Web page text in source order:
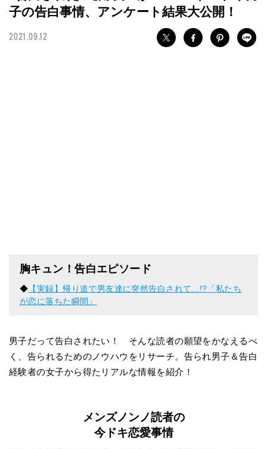
子の告白事情、アンケート結果大公開！
2021.09.12
胸キュン！告白エピソード
◆ 【実録】帰り道で男友達に突然告白されて...!?「私たち
が恋に落ちた瞬間」
男子だって告白されたい！ そんな読者の願望をかなえるべ
く、告られるためのノウハウをリサーチ。告られ男子＆告白
経験者の女子から得たリアルな情報を紹介！
メンズノンノ読者の
今ドキ恋愛事情